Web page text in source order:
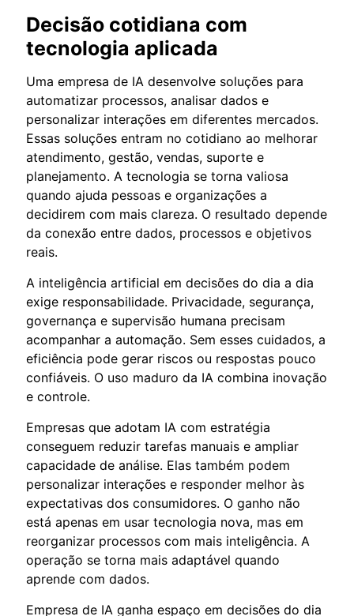
Decisão cotidiana com
tecnologia aplicada
Uma empresa de IA desenvolve soluções para
automatizar processos, analisar dados e
personalizar interações em diferentes mercados.
Essas soluções entram no cotidiano ao melhorar
atendimento, gestão, vendas, suporte e
planejamento. A tecnologia se torna valiosa
quando ajuda pessoas e organizações a
decidirem com mais clareza. O resultado depende
da conexão entre dados, processos e objetivos
reais.
A inteligência artificial em decisões do dia a dia
exige responsabilidade. Privacidade, segurança,
governança e supervisão humana precisam
acompanhar a automação. Sem esses cuidados, a
eficiência pode gerar riscos ou respostas pouco
confiáveis. O uso maduro da IA combina inovação
e controle.
Empresas que adotam IA com estratégia
conseguem reduzir tarefas manuais e ampliar
capacidade de análise. Elas também podem
personalizar interações e responder melhor às
expectativas dos consumidores. O ganho não
está apenas em usar tecnologia nova, mas em
reorganizar processos com mais inteligência. A
operação se torna mais adaptável quando
aprende com dados.
Empresa de IA ganha espaço em decisões do dia